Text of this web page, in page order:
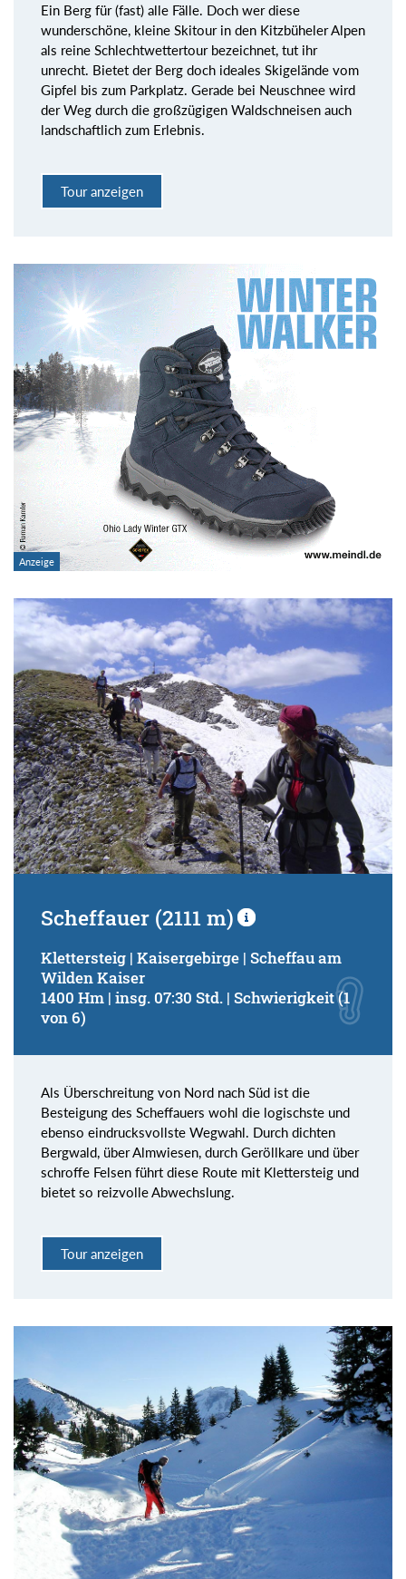
Ein Berg für (fast) alle Fälle. Doch wer diese
wunderschöne, kleine Skitour in den Kitzbüheler Alpen
als reine Schlechtwettertour bezeichnet, tut ihr
unrecht. Bietet der Berg doch ideales Skigelände vom
Gipfel bis zum Parkplatz. Gerade bei Neuschnee wird
der Weg durch die großzügigen Waldschneisen auch
landschaftlich zum Erlebnis.
Tour anzeigen
Scheffauer (2111 m)
Klettersteig | Kaisergebirge | Scheffau am
Wilden Kaiser
1400 Hm | insg. 07:30 Std. | Schwierigkeit (1
von 6)
Als Überschreitung von Nord nach Süd ist die
Besteigung des Scheffauers wohl die logischste und
ebenso eindrucksvollste Wegwahl. Durch dichten
Bergwald, über Almwiesen, durch Geröllkare und über
schroffe Felsen führt diese Route mit Klettersteig und
bietet so reizvolle Abwechslung.
Tour anzeigen